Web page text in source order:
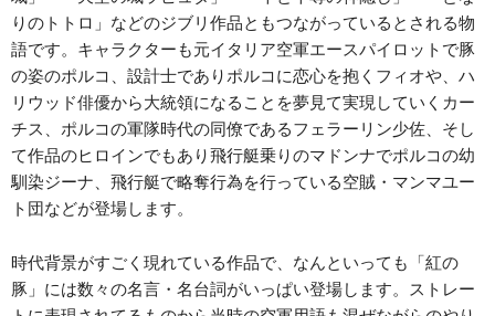
りのトトロ」などのジブリ作品ともつながっているとされる物
語です。キャラクターも元イタリア空軍エースパイロットで豚
の姿のポルコ、設計士でありポルコに恋心を抱くフィオや、ハ
リウッド俳優から大統領になることを夢見て実現していくカー
チス、ポルコの軍隊時代の同僚であるフェラーリン少佐、そし
て作品のヒロインでもあり飛行艇乗りのマドンナでポルコの幼
馴染ジーナ、飛行艇で略奪行為を行っている空賊・マンマユー
ト団などが登場します。
時代背景がすごく現れている作品で、なんといっても「紅の
豚」には数々の名言・名台詞がいっぱい登場します。ストレー